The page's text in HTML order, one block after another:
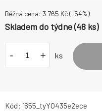
Běžná cena: 3 765Kč(-54%)
Skladem do týdne (48 ks)
- + ks
Kód: i655_tyYO435e2ece